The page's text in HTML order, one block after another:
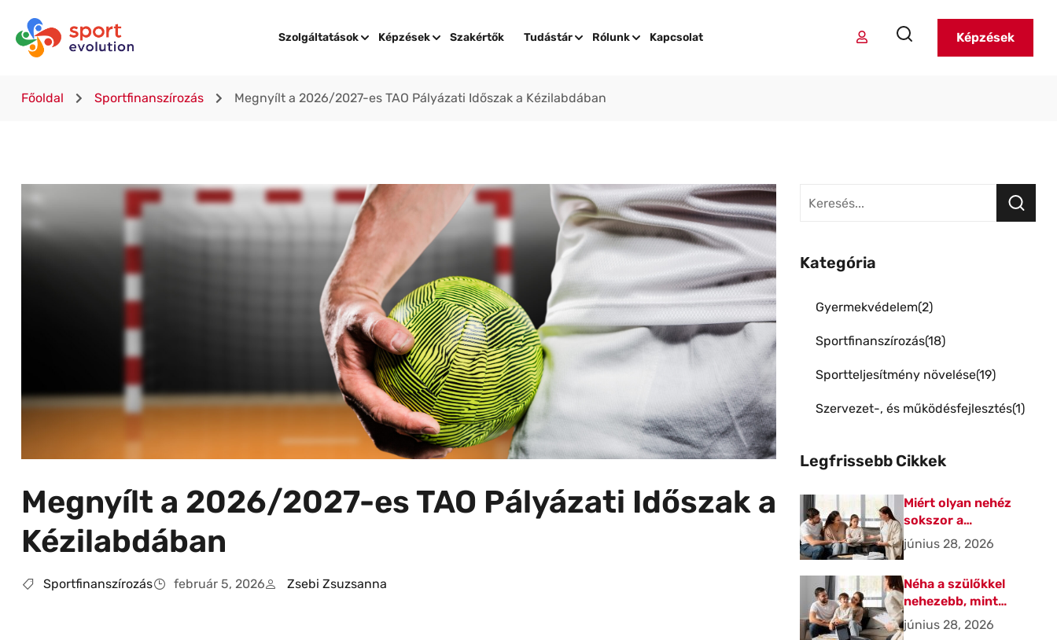
Szolgáltatások Képzések Szakértők Tudástár Rólunk Kapcsolat Képzések
Főoldal Sportfinanszírozás Megnyílt a 2026/2027-es TAO Pályázati Időszak a Kézilabdában
Megnyílt a 2026/2027-es TAO Pályázati Időszak a
Kézilabdában
Sportfinanszírozás február 5, 2026 Zsebi Zsuzsanna
Kategória
Gyermekvédelem 2
Sportfinanszírozás 18
Sportteljesítmény növelése 19
Szervezet-, és működésfejlesztés 1
Legfrissebb Cikkek
Miért olyan nehéz
sokszor a
kommunikáció a
szülőkkel?
június 28, 2026
Néha a szülőkkel
nehezebb, mint
magával a gyerekkel
június 28, 2026